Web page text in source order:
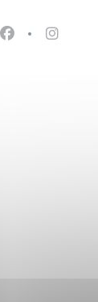
Facebook ((在